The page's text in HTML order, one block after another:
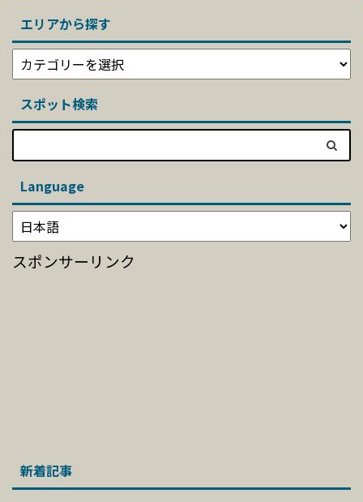
エリアから探す
スポット検索
Language
スポンサーリンク
新着記事